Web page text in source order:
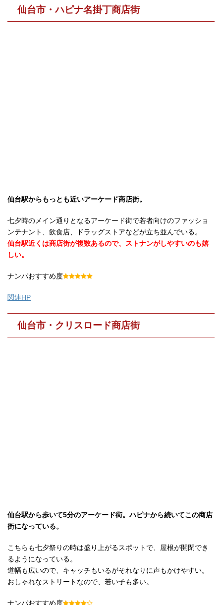
仙台市・ハピナ名掛丁商店街
仙台駅からもっとも近いアーケード商店街。
七夕時のメイン通りとなるアーケード街で若者向けのファッショ
ンテナント、飲食店、ドラッグストアなどが立ち並んでいる。
仙台駅近くは商店街が複数あるので、ストナンがしやすいのも嬉
しい。
ナンパおすすめ度
関連HP
仙台市・クリスロード商店街
仙台駅から歩いて5分のアーケード街。ハピナから続いてこの商店
街になっている。
こちらも七夕祭りの時は盛り上がるスポットで、屋根が開閉でき
るようになっている。
道幅も広いので、キャッチもいるがそれなりに声もかけやすい。
おしゃれなストリートなので、若い子も多い。
ナンパおすすめ度